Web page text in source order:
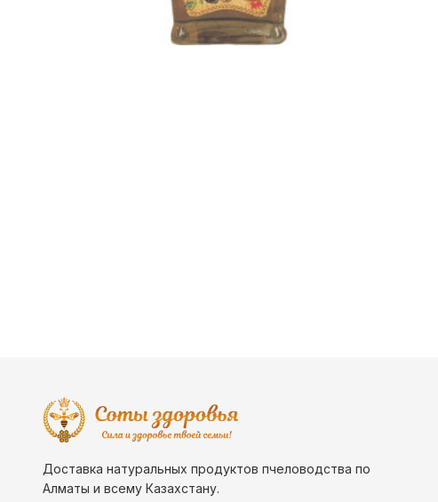
Доставка натуральных продуктов пчеловодства по
Алматы и всему Казахстану.